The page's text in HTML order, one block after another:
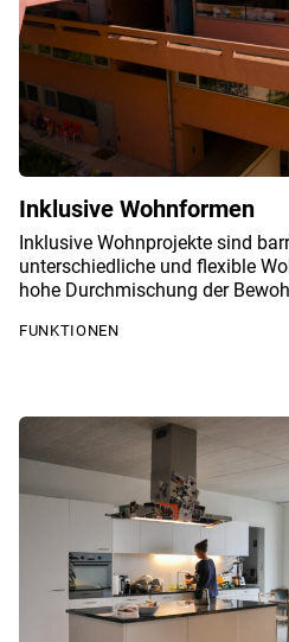
Inklusive Wohnformen
Inklusive Wohnprojekte sind
unterschiedliche und flexible
hohe Durchmischung der
FUNKTIONEN